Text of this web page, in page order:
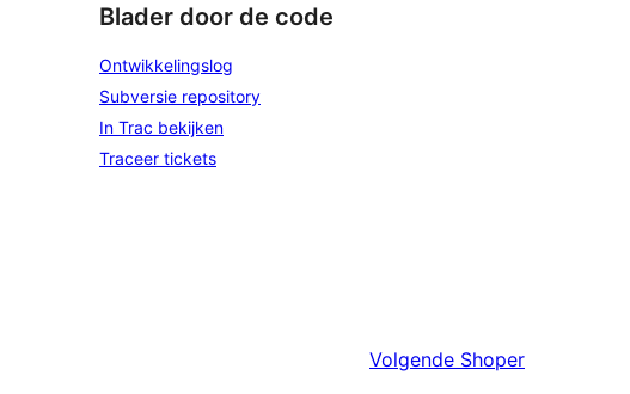
Blader door de code
Ontwikkelingslog
Subversie repository
In Trac bekijken
Traceer tickets
Volgende Shoper